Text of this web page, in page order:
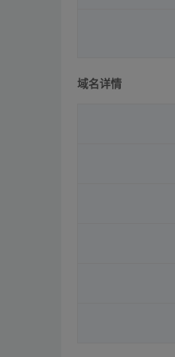
域名详情